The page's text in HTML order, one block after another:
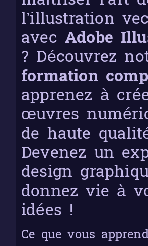
l’illustration
avec Adobe
? Découvrez
formation
apprenez à
œuvres
de haute
Devenez un
design
donnez vie à
idées !
Ce que vous